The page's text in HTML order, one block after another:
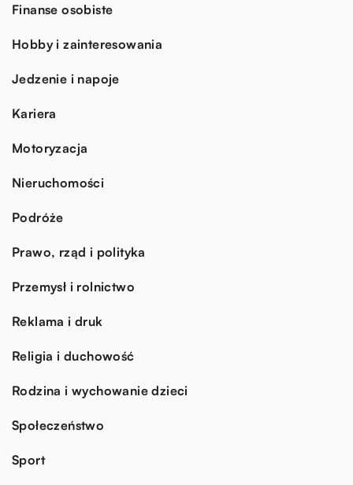
Finanse osobiste
Hobby i zainteresowania
Jedzenie i napoje
Kariera
Motoryzacja
Nieruchomości
Podróże
Prawo, rząd i polityka
Przemysł i rolnictwo
Reklama i druk
Religia i duchowość
Rodzina i wychowanie dzieci
Społeczeństwo
Sport